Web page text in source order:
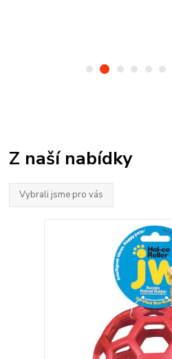
Z naší nabídky
Vybrali jsme pro vás